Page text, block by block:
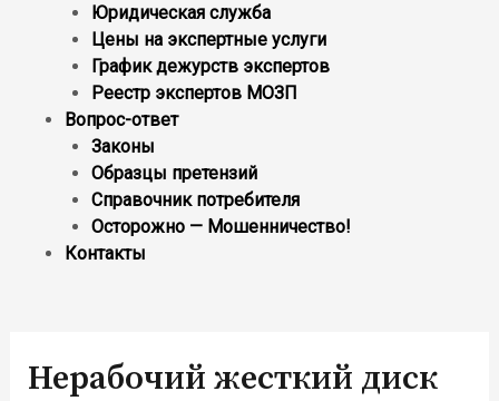
Юридическая служба
Цены на экспертные услуги
График дежурств экспертов
Реестр экcпертов МОЗП
Вопрос-ответ
Законы
Образцы претензий
Справочник потребителя
Осторожно — Мошенничество!
Контакты
Нерабочий жесткий диск